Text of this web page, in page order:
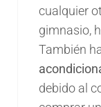
cualquier
gimnasio,
También
debido al